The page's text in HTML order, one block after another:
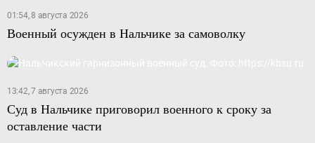
01:54, 8 августа 2026
Военный осужден в Нальчике за самоволку
13:42, 7 августа 2026
Суд в Нальчике приговорил военного к сроку за
оставление части